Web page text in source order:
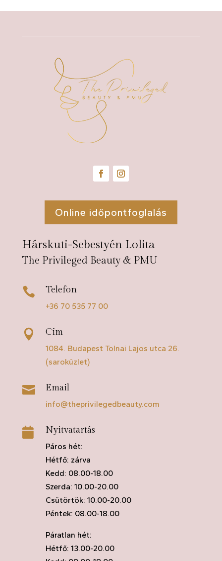
Online időpontfoglalás
Hárskuti-Sebestyén Lolita
The Privileged Beauty & PMU
 Telefon
+36 70 535 77 00
 Cím
1084. Budapest Tolnai Lajos utca 26.
(saroküzlet)
 Email
info@theprivilegedbeauty.com
 Nyitvatartás
Páros hét:
Hétfő: zárva
Kedd: 08.00-18.00
Szerda: 10.00-20.00
Csütörtök: 10.00-20.00
Péntek: 08.00-18.00
Páratlan hét:
Hétfő: 13.00-20.00